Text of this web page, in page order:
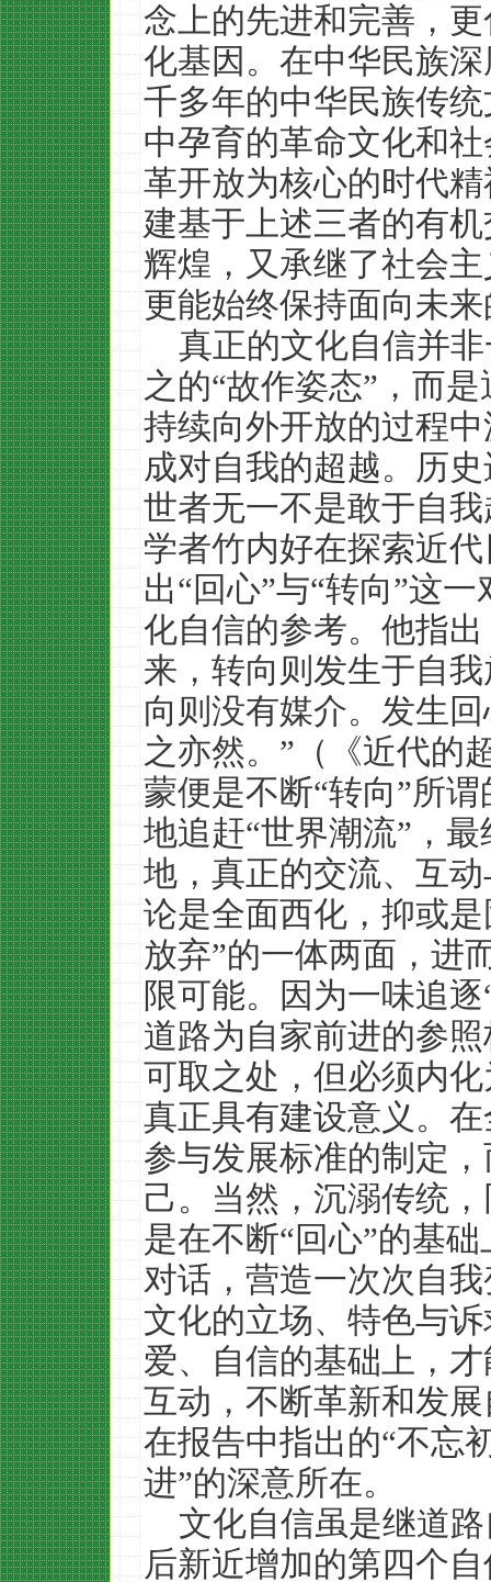
念上的先进和完善，
化基因。在中华民族
千多年的中华民族传
中孕育的革命文化和
革开放为核心的时代
建基于上述三者的有
辉煌，又承继了社会
更能始终保持面向未
真正的文化自信并
之的“故作姿态”，而
持续向外开放的过程
成对自我的超越。历
世者无一不是敢于自
学者竹内好在探索近
出“回心”与“转向”这
化自信的参考。他指
来，转向则发生于自
向则没有媒介。发生
之亦然。”（《近代的
蒙便是不断“转向”所
地追赶“世界潮流”，
地，真正的交流、互
论是全面西化，抑或
放弃”的一体两面，进
限可能。因为一味追
道路为自家前进的参
可取之处，但必须内
真正具有建设意义。
参与发展标准的制定
己。当然，沉溺传统
是在不断“回心”的基
对话，营造一次次自
文化的立场、特色与
爱、自信的基础上，
互动，不断革新和发
在报告中指出的“不忘
进”的深意所在。
文化自信虽是继道
后新近增加的第四个